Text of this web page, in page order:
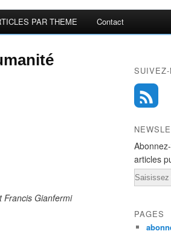
PAR THEME Contact
Francis Gianfermi
SUIVEZ-
articles
Email
PAGES